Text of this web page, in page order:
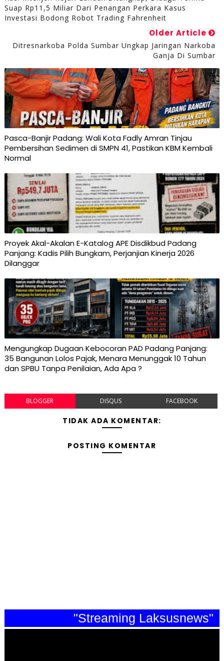
Suap Rp11,5 Miliar Dari Penangan Perkara Kasus
Investasi Bodong Robot Trading Fahrenheit
Older Article
Ditresnarkoba Polda Sumbar Ungkap Jaringan Narkoba
Ganja Di Sumbar
Pasca-Banjir Padang: Wali Kota Fadly Amran Tinjau
Pembersihan Sedimen di SMPN 41, Pastikan KBM Kembali
Normal
Proyek Akal-Akalan E-Katalog APE Disdikbud Padang
Panjang: Kadis Pilih Bungkam, Perjanjian Kinerja 2026
Dilanggar
Mengungkap Dugaan Kebocoran PAD Padang Panjang:
35 Bangunan Lolos Pajak, Menara Menunggak 10 Tahun
dan SPBU Tanpa Penilaian, Ada Apa ?
BLOGGER DISQUS FACEBOOK
TIDAK ADA KOMENTAR:
POSTING KOMENTAR
"Streaming Laksusnews"